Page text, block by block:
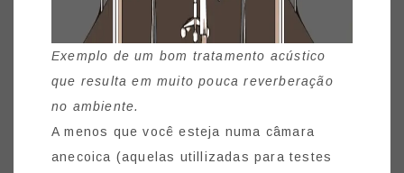
Exemplo de um bom tratamento acústico
que resulta em muito pouca reverberação
no ambiente.
A menos que você esteja numa câmara
anecoica (aquelas utillizadas para testes